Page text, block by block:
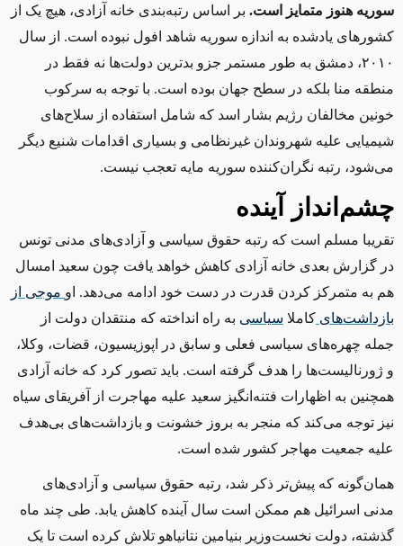
سوریه هنوز متمایز است. بر اساس رتبه‌بندی خانه آزادی، هیچ یک از
کشورهای یادشده به اندازه سوریه شاهد افول نبوده است. از سال
۲۰۱۰، دمشق به ‌طور مستمر جزو بدترین دولت‌ها نه فقط در
منطقه منا بلکه در سطح جهان بوده است. با توجه به سرکوب
خونین مخالفان رژیم بشار اسد که شامل استفاده از سلاح‌های
شیمیایی علیه شهروندان غیرنظامی و بسیاری اقدامات شنیع دیگر
می‌شود، رتبه نگران‌کننده سوریه مایه تعجب نیست.
چشم‌انداز آینده
تقریبا مسلم است که رتبه حقوق سیاسی و آزادی‌های مدنی تونس
در گزارش بعدی خانه آزادی کاهش خواهد یافت چون سعید امسال
هم به متمرکز کردن قدرت در دست خود ادامه می‌دهد. او موجی از
بازداشتهای کاملا سیاسی به راه انداخته که منتقدان دولت از
جمله چهره‌های سیاسی فعلی و سابق در اپوزیسیون، قضات، وکلا،
و ژورنالیست‌ها را هدف گرفته است. باید تصور کرد که خانه آزادی
همچنین به اظهارات فتنه‌انگیز سعید علیه مهاجرت از آفریقای سیاه
نیز توجه می‌کند که منجر به بروز خشونت و بازداشت‌های بی‌هدف
علیه جمعیت مهاجر کشور شده است.
همان‌گونه که پیش‌تر ذکر شد، رتبه حقوق سیاسی و آزادی‌های
مدنی اسرائیل هم ممکن است سال آینده کاهش یابد. طی چند ماه
گذشته، دولت نخست‌وزیر بنیامین نتانیاهو تلاش کرده است تا یک